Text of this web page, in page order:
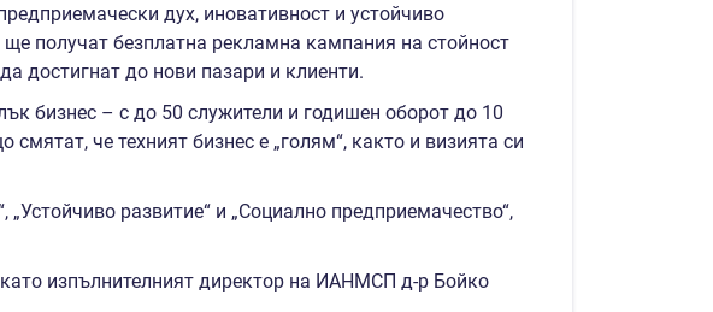
дух, иновативност и устойчиво
получат безплатна рекламна кампания на стойност
достигнат до нови пазари и клиенти.
бизнес – с до 50 служители и годишен оборот до 10
че техният бизнес е „голям“, както и визията си
развитие“ и „Социално предприемачество“,
изпълнителният директор на ИАНМСП д-р Бойко